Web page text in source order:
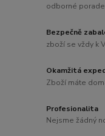
odborné
Bezpečně
zboží se vždy k
Okamžitá
Zboží máte
Profesionalita
Nejsme žádný